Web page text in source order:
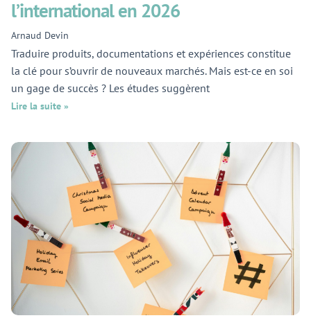
l’international en 2026
Arnaud Devin
Traduire produits, documentations et expériences constitue
la clé pour s’ouvrir de nouveaux marchés. Mais est-ce en soi
un gage de succès ? Les études suggèrent
Lire la suite »